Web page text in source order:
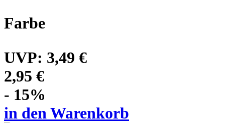
Farbe
UVP: 3,49 €
2,95 €
- 15%
in den Warenkorb